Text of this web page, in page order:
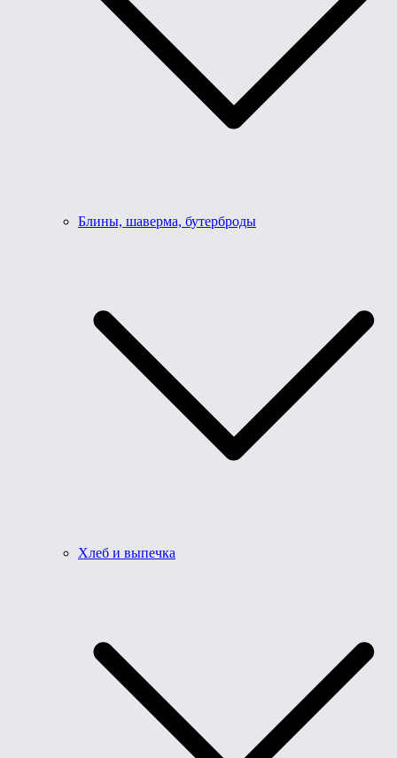
Блины, шаверма, бутерброды
Хлеб и выпечка